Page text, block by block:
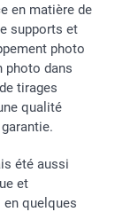
en matière de
supports et
photo
photo dans
tirages
qualité
été aussi
et
quelques